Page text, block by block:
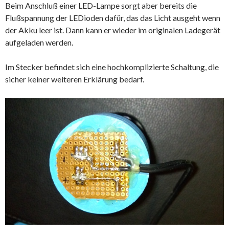
Beim Anschluß einer LED-Lampe sorgt aber bereits die
Flußspannung der LEDioden dafür, das das Licht ausgeht wenn
der Akku leer ist. Dann kann er wieder im originalen Ladegerät
aufgeladen werden.
Im Stecker befindet sich eine hochkomplizierte Schaltung, die
sicher keiner weiteren Erklärung bedarf.